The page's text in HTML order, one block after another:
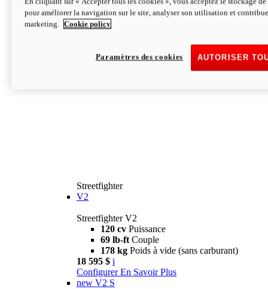
Streetfighter
V2
Streetfighter V2
120 cv Puissance
69 lb-ft Couple
178 kg Poids à vide (sans carburant)
18 595 $ i
Configurer En Savoir Plus
new V2 S
pour améliorer la navigation sur le site, analyser son utilisation et
marketing.
Cookie policy
AUTORISER
Paramètres des cookies